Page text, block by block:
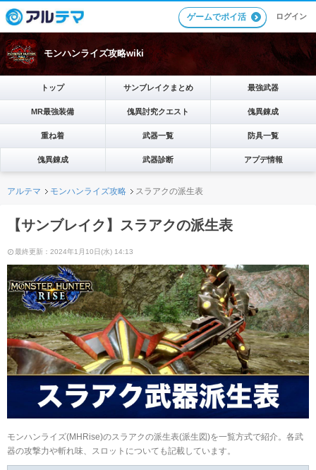
ゲームでポイ活 ログイン
モンハンライズ攻略wiki
トップ サンブレイクまとめ 最強武器
MR最強装備 傀異討究クエスト 傀異錬成
重ね着 武器一覧 防具一覧
傀異錬成 武器診断 アプデ情報
アルテマ モンハンライズ攻略 スラアクの派生表
【サンブレイク】スラアクの派生表
最終更新：2024年1月10日(水) 14:13
モンハンライズ(MHRise)のスラアクの派生表(派生図)を一覧方式で紹介。各武
器の攻撃力や斬れ味、スロットについても記載しています。